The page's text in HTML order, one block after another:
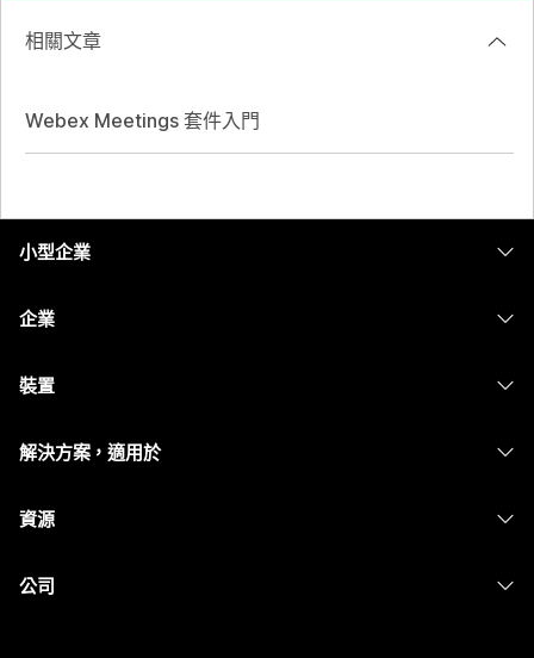
相關文章
Webex Meetings 套件入門
小型企業
企業
裝置
解決方案，適用於
資源
公司